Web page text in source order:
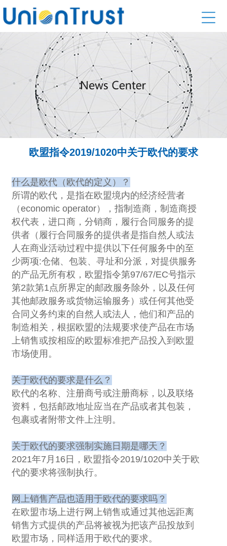
欧盟指令2019/1020中关于欧代的要求
什么是欧代（欧代的定义）？
所谓的欧代，是指在欧盟境内的经济经营者
（economic operator），指制造商，制造商授
权代表，进口商，分销商，履行合同服务的提
供者（履行合同服务的提供者是指自然人或法
人在商业活动过程中提供以下任何服务中的至
少两项:仓储、包装、寻址和分派，对提供服务
的产品无所有权，欧盟指令第97/67/EC号指示
第2款第1点所界定的邮政服务除外，以及任何
其他邮政服务或货物运输服务）或任何其他受
合同义务约束的自然人或法人，他们和产品的
制造相关，根据欧盟的法规要求使产品在市场
上销售或按相应的欧盟标准把产品投入到欧盟
市场使用。
关于欧代的要求是什么？
欧代的名称、注册商号或注册商标，以及联络
资料，包括邮政地址应当在产品或者其包装，
包裹或者附带文件上注明。
关于欧代的要求强制实施日期是哪天？
2021年7 月 16日，欧盟指令2019/1020中关于欧
代的要求将强制执行。
网上销售产品也适用于欧代的要求吗？
在欧盟市场上进行网上销售或通过其他远距离
销售方式提供的产品将被视为把该产品投放到
欧盟市场，同样适用于欧代的要求。